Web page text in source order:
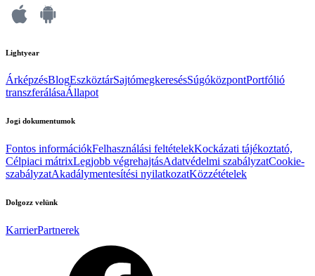
Lightyear
ÁrképzésBlogEszköztárSajtómegkeresésSúgóközpontPortfólió
transzferálásaÁllapot
Jogi dokumentumok
Fontos információkFelhasználási feltételekKockázati tájékoztató,
Célpiaci mátrixLegjobb végrehajtásAdatvédelmi szabályzatCookie-
szabályzatAkadálymentesítési nyilatkozatKözzétételek
Dolgozz velünk
KarrierPartnerek